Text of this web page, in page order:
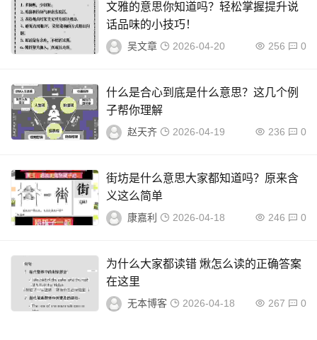
文雅的意思你知道吗？轻松掌握提升说
话品味的小技巧！
吴文章 2026-04-20 256 0
什么是合心到底是什么意思？这几个例
子帮你理解
赵天齐 2026-04-19 236 0
街坊是什么意思大家都知道吗？原来含
义这么简单
康嘉利 2026-04-18 246 0
为什么大家都读错 煍怎么读的正确答案
在这里
无本博客 2026-04-18 267 0